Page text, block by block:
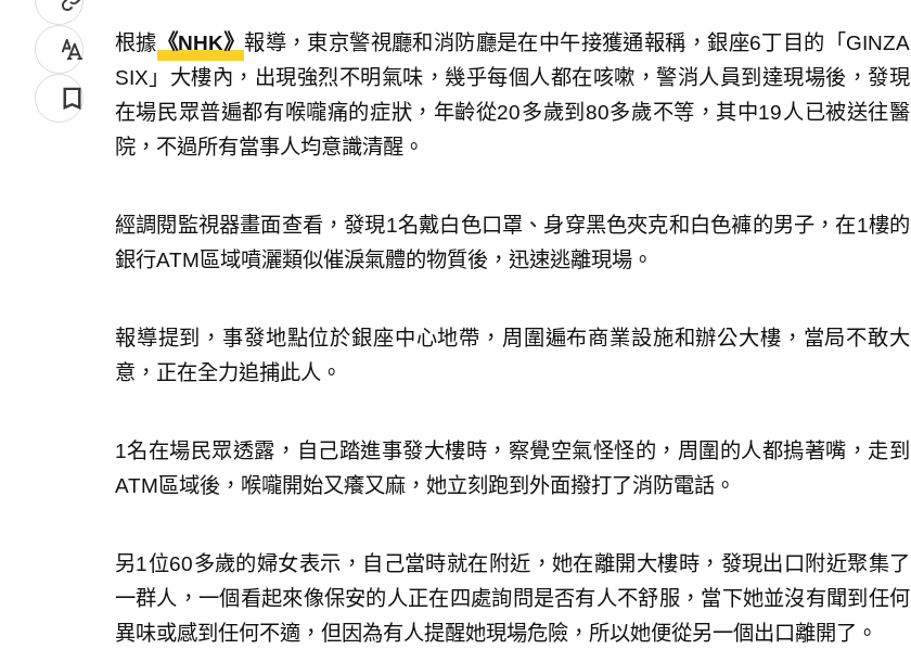
根據 《NHK》 報導，東京警視廳和消防廳是在中午接獲通報稱，銀座6丁目的「GINZA
SIX」大樓內，出現強烈不明氣味，幾乎每個人都在咳嗽，警消人員到達現場後，發現
在場民眾普遍都有喉嚨痛的症狀，年齡從20多歲到80多歲不等，其中19人已被送往醫
院，不過所有當事人均意識清醒。
經調閱監視器畫面查看，發現1名戴白色口罩、身穿黑色夾克和白色褲的男子，在1樓的
銀行ATM區域噴灑類似催淚氣體的物質後，迅速逃離現場。
報導提到，事發地點位於銀座中心地帶，周圍遍布商業設施和辦公大樓，當局不敢大
意，正在全力追捕此人。
1名在場民眾透露，自己踏進事發大樓時，察覺空氣怪怪的，周圍的人都摀著嘴，走到
ATM區域後，喉嚨開始又癢又麻，她立刻跑到外面撥打了消防電話。
另1位60多歲的婦女表示，自己當時就在附近，她在離開大樓時，發現出口附近聚集了
一群人，一個看起來像保安的人正在四處詢問是否有人不舒服，當下她並沒有聞到任何
異味或感到任何不適，但因為有人提醒她現場危險，所以她便從另一個出口離開了。